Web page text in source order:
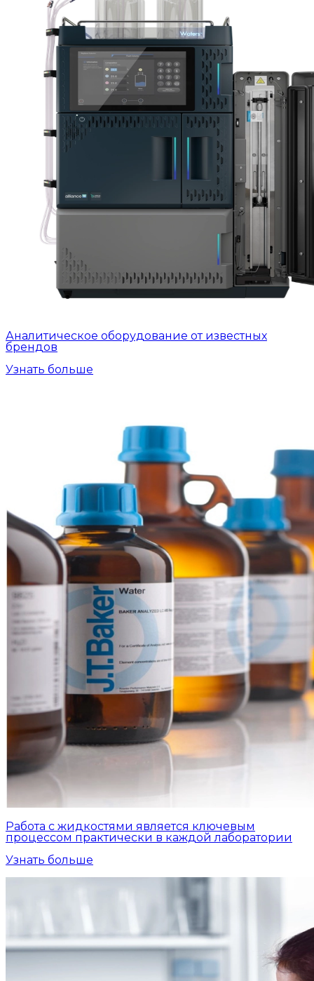
Аналитическое оборудование от известных
брендов
Узнать больше
Работа с жидкостями является ключевым
процессом практически в каждой лаборатории
Узнать больше